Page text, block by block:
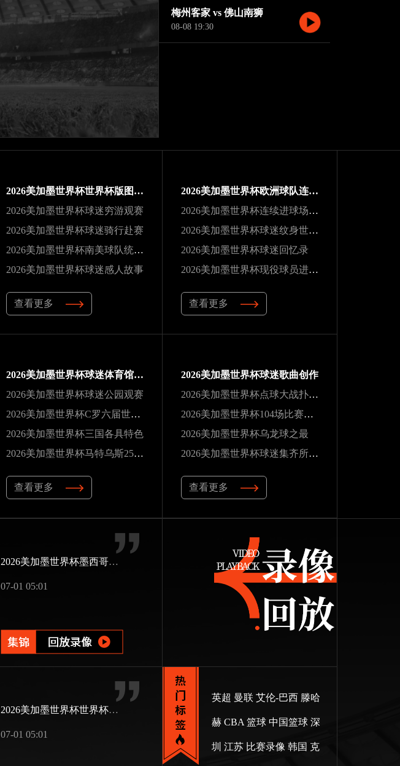
梅州客家 vs 佛山南狮
08-08 19:30
2026美加墨世界杯世界杯版图扩展
2026美加墨世界杯球迷穷游观赛
2026美加墨世界杯球迷骑行赴赛
2026美加墨世界杯南美球队统治力
2026美加墨世界杯球迷感人故事
查看更多
2026美加墨世界杯欧洲球队连冠纪录
2026美加墨世界杯连续进球场次纪录
2026美加墨世界杯球迷纹身世界杯
2026美加墨世界杯球迷回忆录
2026美加墨世界杯现役球员进球榜
查看更多
2026美加墨世界杯球迷体育馆观赛
2026美加墨世界杯球迷公园观赛
2026美加墨世界杯C罗六届世界杯纪录
2026美加墨世界杯三国各具特色
2026美加墨世界杯马特乌斯25场纪录
查看更多
2026美加墨世界杯球迷歌曲创作
2026美加墨世界杯点球大战扑救纪录
2026美加墨世界杯104场比赛场次最多
2026美加墨世界杯乌龙球之最
2026美加墨世界杯球迷集齐所有场馆
查看更多
2026美加墨世界杯墨西哥第三次办赛
07-01 05:01
2026美加墨世界杯世界杯版图扩展
07-01 05:01
英超 曼联 艾伦-巴西 滕哈
赫 CBA 篮球 中国篮球 深
圳 江苏 比赛录像 韩国 克